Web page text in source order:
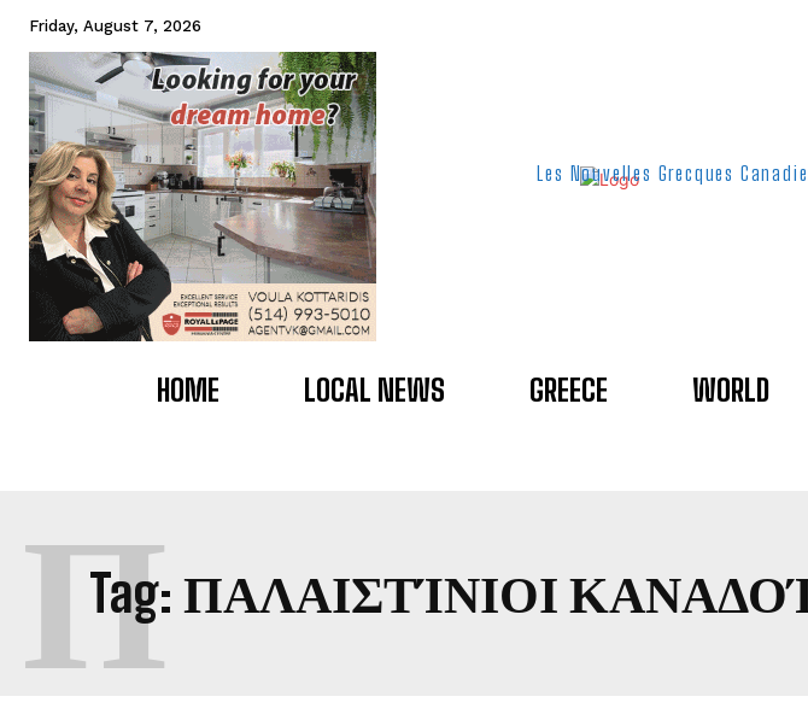
Friday, August 7, 2026
Les Nouvelles Grecques
HOME LOCAL NEWS GREECE WORLD
Tag: ΠΑΛΑΙΣΤΊΝΙΟΙ
Π